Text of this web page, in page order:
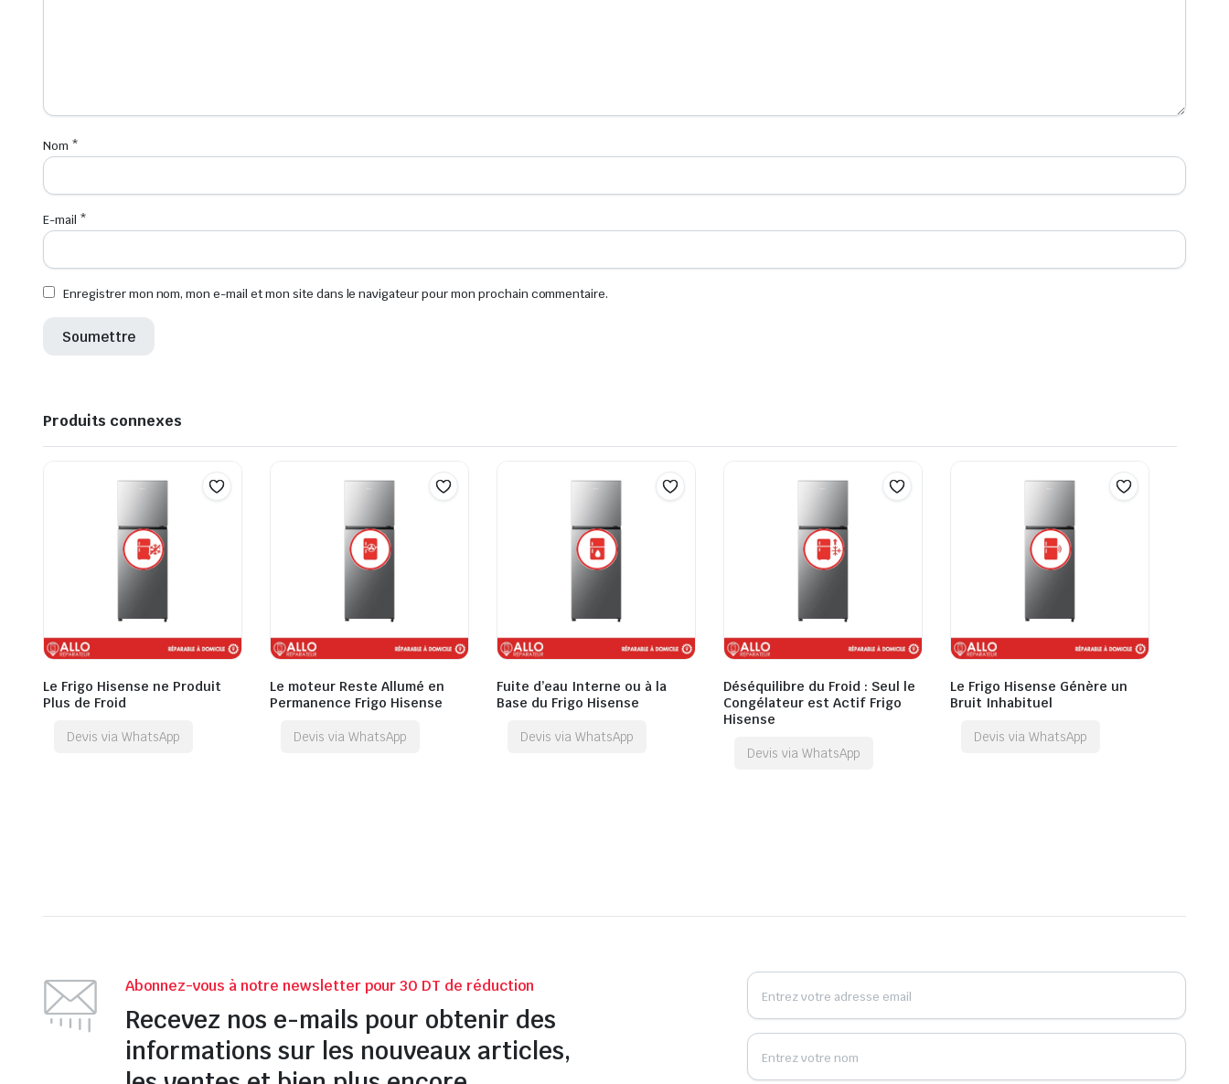
Nom *
E-mail *
Enregistrer mon nom, mon e-mail et mon site dans le navigateur pour mon prochain commentaire.
Produits connexes
Le Frigo Hisense ne Produit
Plus de Froid
Devis via WhatsApp
Le moteur Reste Allumé en
Permanence Frigo Hisense
Devis via WhatsApp
Fuite d’eau Interne ou à la
Base du Frigo Hisense
Devis via WhatsApp
Déséquilibre du Froid : Seul le
Congélateur est Actif Frigo
Hisense
Devis via WhatsApp
Le Frigo Hisense Génère un
Bruit Inhabituel
Devis via WhatsApp
Abonnez-vous à notre newsletter pour 30 DT de réduction
Recevez nos e-mails pour obtenir des
informations sur les nouveaux articles,